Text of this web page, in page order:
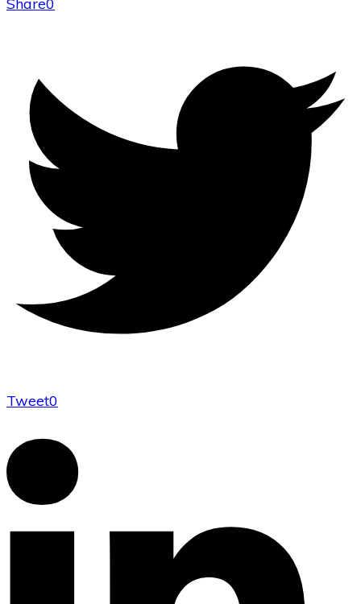
Tweet0